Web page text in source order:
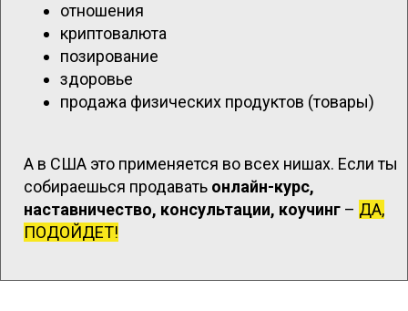
отношения
криптовалюта
позирование
здоровье
продажа физических продуктов (товары)
А в США это применяется во всех нишах. Если ты
собираешься продавать онлайн-курс,
наставничество, консультации, коучинг – ДА,
ПОДОЙДЕТ!